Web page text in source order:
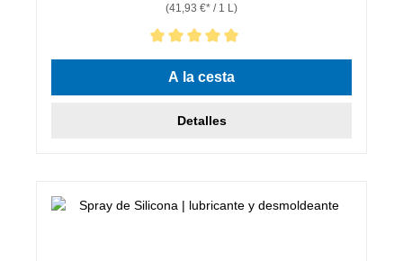
(41,93 €* / 1 L)
Calificación promedio de 5 de 5 estrellas
A la cesta
Detalles